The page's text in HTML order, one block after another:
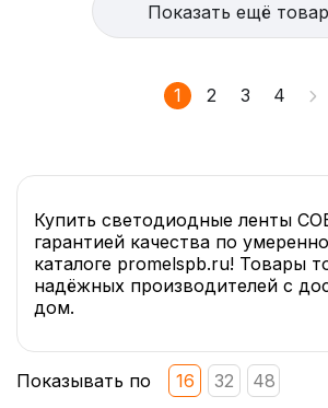
Показать ещё
1 2 3 4
Купить cветодиодные ленты
гарантией качества по
каталоге promelspb.ru! Товары
надёжных производителей с
дом.
Показывать по 16 32 48